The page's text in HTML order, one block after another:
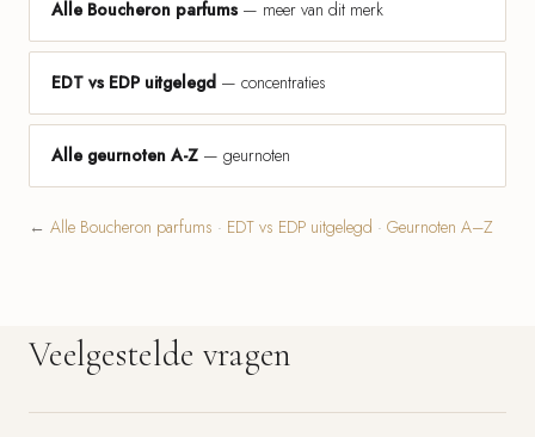
Alle Boucheron parfums — meer van dit merk
EDT vs EDP uitgelegd — concentraties
Alle geurnoten A-Z — geurnoten
← Alle Boucheron parfums · EDT vs EDP uitgelegd · Geurnoten A–Z
Veelgestelde vragen